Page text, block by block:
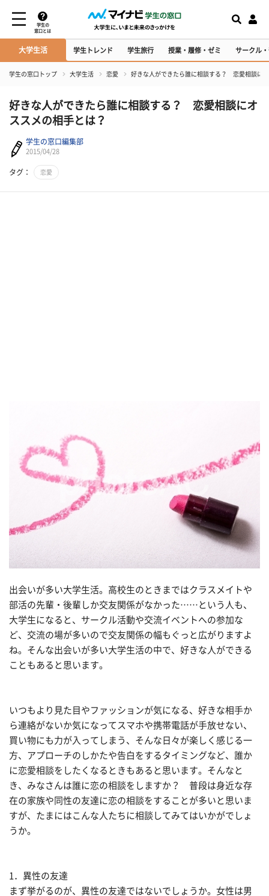
学生の
窓口とは
大学生活 学生トレンド 学生旅行 授業・履修・ゼミ サークル
学生の窓口トップ 大学生活 恋愛 好きな人ができたら誰に相談する？ 恋愛相談に
好きな人ができたら誰に相談する？ 恋愛相談にオ
ススメの相手とは？
学生の窓口編集部
2015/04/28
タグ： 恋愛
出会いが多い大学生活。高校生のときまではクラスメイトや
部活の先輩・後輩しか交友関係がなかった……という人も、
大学生になると、サークル活動や交流イベントへの参加な
ど、交流の場が多いので交友関係の幅もぐっと広がりますよ
ね。そんな出会いが多い大学生活の中で、好きな人ができる
こともあると思います。
いつもより見た目やファッションが気になる、好きな相手か
ら連絡がないか気になってスマホや携帯電話が手放せない、
買い物にも力が入ってしまう、そんな日々が楽しく感じる一
方、アプローチのしかたや告白をするタイミングなど、誰か
に恋愛相談をしたくなるときもあると思います。そんなと
き、みなさんは誰に恋の相談をしますか？ 普段は身近な存
在の家族や同性の友達に恋の相談をすることが多いと思いま
すが、たまにはこんな人たちに相談してみてはいかがでしょ
うか。
1．異性の友達
まず挙がるのが、異性の友達ではないでしょうか。女性は男